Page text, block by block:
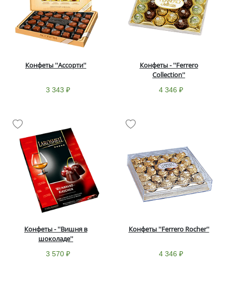
Конфеты ''Ассорти''
3 343 ₽
Конфеты - ''Ferrero
Collection''
4 346 ₽
Конфеты - ''Вишня в
шоколаде''
3 570 ₽
Конфеты ''Ferrero Rocher''
4 346 ₽